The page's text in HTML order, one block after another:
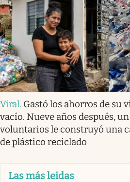
Viral. Gastó los ahorros de su
vacío. Nueve años después,
voluntarios le construyó una
de plástico reciclado
Las más leidas